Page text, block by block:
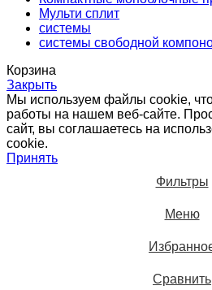
Мульти сплит
системы
системы свободной
Корзина
Закрыть
Мы используем файлы cookie,
работы на нашем веб-сайте.
сайт, вы соглашаетесь на
cookie.
Принять
Фильтры
Меню
Сравнить